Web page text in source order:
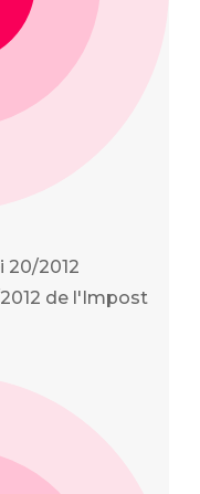
20/2012
de l'Impost